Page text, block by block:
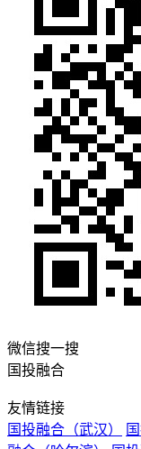
微信搜一搜
国投融合
友情链接
国投融合（武汉）